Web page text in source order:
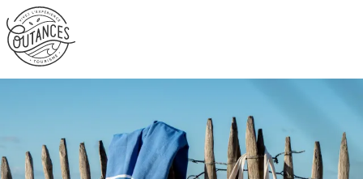
Aller
au
contenu
principal